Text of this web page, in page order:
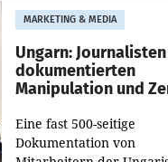
Optimierungsplattform
OtterlyAI. Damit baut die
Agentur ihr
MARKETING & MEDIA
Ungarn: Journalisten
dokumentierten
Manipulation und
Eine fast 500-seitige
Dokumentation von